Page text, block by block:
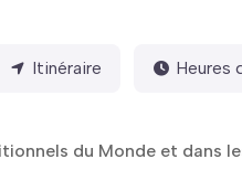
Itinéraire Heures
du Monde et dans